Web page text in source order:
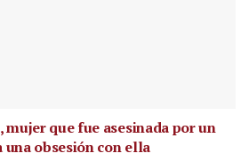
mujer que fue asesinada por un
obsesión con ella